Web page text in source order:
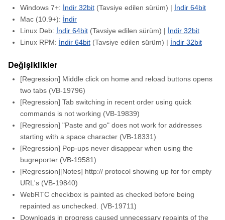
Windows 7+: İndir 32bit(Tavsiye edilen sürüm) | İndir 64bit
Mac (10.9+): İndir
Linux Deb: İndir 64bit(Tavsiye edilen sürüm) | İndir 32bit
Linux RPM: İndir 64bit(Tavsiye edilen sürüm) | İndir 32bit
Değişiklikler
[Regression] Middle click on home and reload buttons opens
two tabs (VB-19796)
[Regression] Tab switching in recent order using quick
commands is not working (VB-19839)
[Regression] "Paste and go" does not work for addresses
starting with a space character (VB-18331)
[Regression] Pop-ups never disappear when using the
bugreporter (VB-19581)
[Regression][Notes] http:// protocol showing up for for empty
URL's (VB-19840)
WebRTC checkbox is painted as checked before being
repainted as unchecked. (VB-19711)
Downloads in progress caused unnecessary repaints of the